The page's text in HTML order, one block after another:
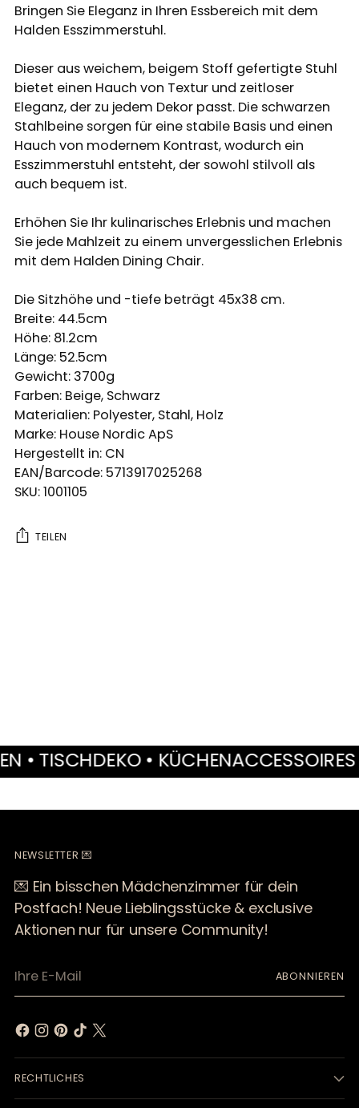
Bringen Sie Eleganz in Ihren Essbereich mit dem
Halden Esszimmerstuhl.
Dieser aus weichem, beigem Stoff gefertigte Stuhl
bietet einen Hauch von Textur und zeitloser
Eleganz, der zu jedem Dekor passt. Die schwarzen
Stahlbeine sorgen für eine stabile Basis und einen
Hauch von modernem Kontrast, wodurch ein
Esszimmerstuhl entsteht, der sowohl stilvoll als
auch bequem ist.
Erhöhen Sie Ihr kulinarisches Erlebnis und machen
Sie jede Mahlzeit zu einem unvergesslichen Erlebnis
mit dem Halden Dining Chair.
Die Sitzhöhe und -tiefe beträgt 45x38 cm.
Breite: 44.5cm
Höhe: 81.2cm
Länge: 52.5cm
Gewicht: 3700g
Farben: Beige, Schwarz
Materialien: Polyester, Stahl, Holz
Marke: House Nordic ApS
Hergestellt in: CN
EAN/Barcode: 5713917025268
SKU: 1001105
TEILEN
• KÜCHENACCESSOIRES •
NEWSLETTER 💌
💌 Ein bisschen Mädchenzimmer für dein
Postfach! Neue Lieblingsstücke & exclusive
Aktionen nur für unsere Community!
E-
ABONNIEREN
RECHTLICHES